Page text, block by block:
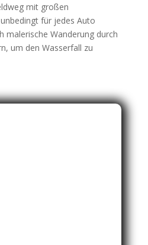
mit großen
für jedes Auto
malerische Wanderung durch
um den Wasserfall zu